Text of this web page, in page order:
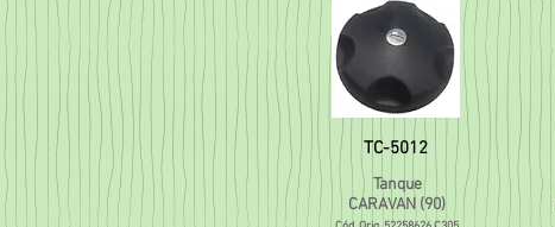
TC-5012
Tanque
CARAVAN (90)